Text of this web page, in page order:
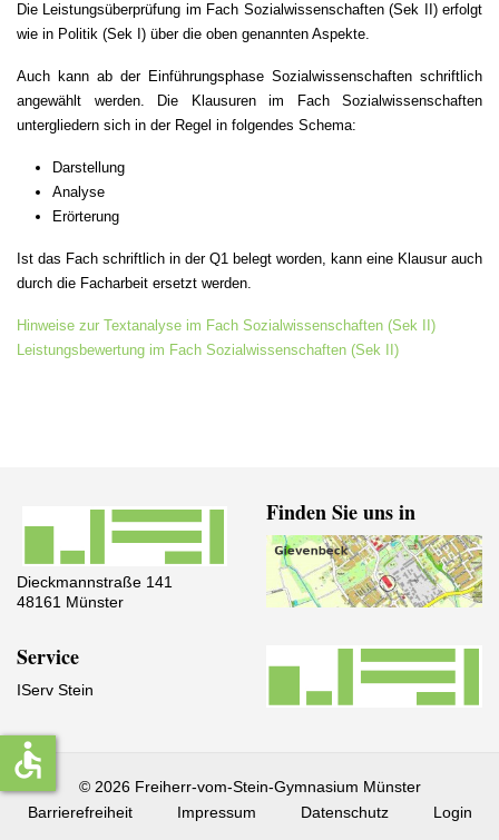
Die Leistungsüberprüfung im Fach Sozialwissenschaften (Sek II) erfolgt
wie in Politik (Sek I) über die oben genannten Aspekte.
Auch kann ab der Einführungsphase Sozialwissenschaften schriftlich
angewählt werden. Die Klausuren im Fach Sozialwissenschaften
untergliedern sich in der Regel in folgendes Schema:
Darstellung
Analyse
Erörterung
Ist das Fach schriftlich in der Q1 belegt worden, kann eine Klausur auch
durch die Facharbeit ersetzt werden.
Hinweise zur Textanalyse im Fach Sozialwissenschaften (Sek II)
Leistungsbewertung im Fach Sozialwissenschaften (Sek II)
Dieckmannstraße 141
48161 Münster
Finden Sie uns in
Service
IServ Stein
© 2026 Freiherr-vom-Stein-Gymnasium Münster
Barrierefreiheit
Impressum Datenschutz Login
accessible